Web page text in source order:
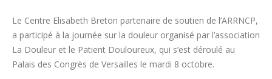
Le Centre Elisabeth Breton partenaire de soutien de l’ARRNCP,
a participé à la journée sur la douleur organisé par l’association
La Douleur et le Patient Douloureux, qui s’est déroulé au
Palais des Congrès de Versailles le mardi 8 octobre.